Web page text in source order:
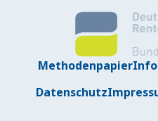
Methodenpapier
Datenschutz